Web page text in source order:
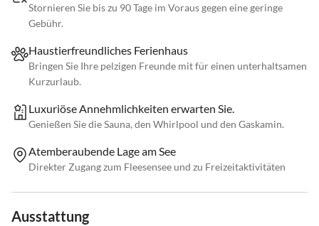
Stornieren Sie bis zu 90 Tage im Voraus gegen eine geringe
Gebühr.
Haustierfreundliches Ferienhaus
Bringen Sie Ihre pelzigen Freunde mit für einen unterhaltsamen
Kurzurlaub.
Luxuriöse Annehmlichkeiten erwarten Sie.
Genießen Sie die Sauna, den Whirlpool und den Gaskamin.
Atemberaubende Lage am See
Direkter Zugang zum Fleesensee und zu Freizeitaktivitäten
Ausstattung